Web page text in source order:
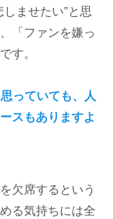
ませたい”と思
「ファンを嫌っ
す。
っていても、人
スもありますよ
欠席するという
る気持ちには全